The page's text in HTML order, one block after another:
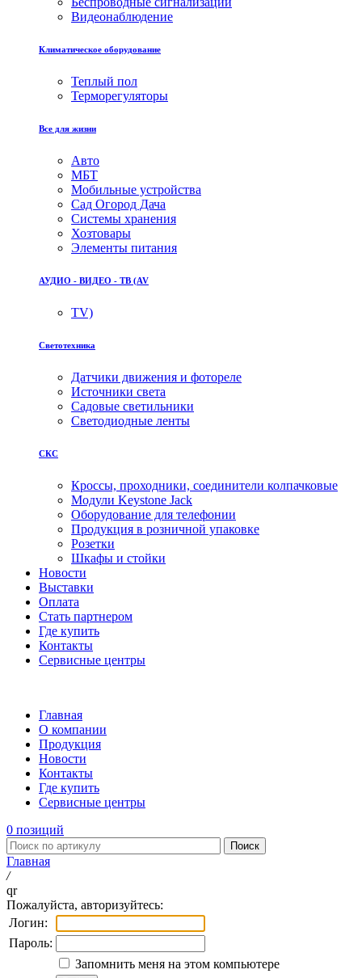
Видеонаблюдение
Климатическое оборудование
Теплый пол
Терморегуляторы
Все для жизни
Авто
МБТ
Мобильные устройства
Сад Огород Дача
Системы хранения
Хозтовары
Элементы питания
АУДИО - ВИДЕО - ТВ (AV
TV)
Светотехника
Датчики движения и фотореле
Источники света
Садовые светильники
Светодиодные ленты
СКС
Кроссы, проходники, соединители колпачковые
Модули Keystone Jack
Оборудование для телефонии
Продукция в розничной упаковке
Розетки
Шкафы и стойки
Новости
Выставки
Оплата
Стать партнером
Где купить
Контакты
Сервисные центры
Главная
О компании
Продукция
Новости
Контакты
Где купить
Сервисные центры
0 позиций
Поиск
Главная
/
qr
Пожалуйста, авторизуйтесь:
Логин:
Пароль:
Запомнить меня на этом компьютере